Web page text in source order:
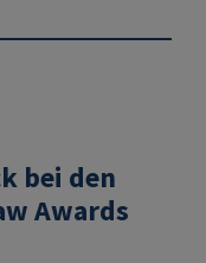
bei den
Awards